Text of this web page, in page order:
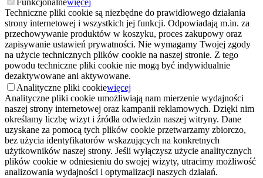
Funkcjonalnewięcej
Techniczne pliki cookie są niezbędne do prawidłowego działania
strony internetowej i wszystkich jej funkcji. Odpowiadają m.in. za
przechowywanie produktów w koszyku, proces zakupowy oraz
zapisywanie ustawień prywatności. Nie wymagamy Twojej zgody
na użycie technicznych plików cookie na naszej stronie. Z tego
powodu techniczne pliki cookie nie mogą być indywidualnie
dezaktywowane ani aktywowane.
Analityczne pliki cookiewięcej
Analityczne pliki cookie umożliwiają nam mierzenie wydajności
naszej strony internetowej oraz kampanii reklamowych. Dzięki nim
określamy liczbę wizyt i źródła odwiedzin naszej witryny. Dane
uzyskane za pomocą tych plików cookie przetwarzamy zbiorczo,
bez użycia identyfikatorów wskazujących na konkretnych
użytkowników naszej strony. Jeśli wyłączysz użycie analitycznych
plików cookie w odniesieniu do swojej wizyty, utracimy możliwość
analizowania wydajności i optymalizacji naszych działań.